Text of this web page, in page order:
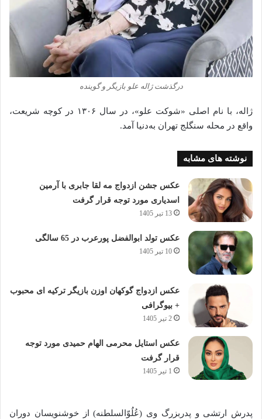
درگذشت ژاله علو بازیگر و گوینده
ژاله، با نام اصلی «شوکت علو»، در سال ۱۳۰۶ در کوچه شریعت،
واقع در محله سنگلج تهران به‌دنیا آمد.
نوشته های مشابه
عکس جشن ازدواج مه لقا جابری با آرمین
اسدیاری مورد توجه قرار گرفت
13 تیر 1405
عکس تولد ابوالفضل پورعرب در 65 سالگی
10 تیر 1405
عکس ازدواج گوکهان اوزن بازیگر ترکیه ای محبوب
+ بیوگرافی
2 تیر 1405
عکس استایل محرمی الهام حمیدی مورد توجه
قرار گرفت
1 تیر 1405
پدرش ارتشی و پدربزرگ وی (عُلُوّالسلطنه) از خوشنویسان دوران